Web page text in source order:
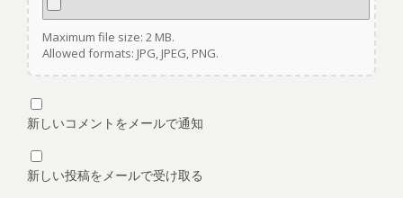
Maximum file size: 2 MB.
Allowed formats: JPG, JPEG, PNG.
新しいコメントをメールで通知
新しい投稿をメールで受け取る